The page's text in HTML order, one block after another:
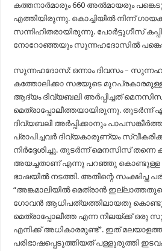
കത്തനാർമാരും 660 അൽമായരും
എത്തിയിരുന്നു. കൊച്ചിയിൽ നിന്ന്
സന്നിഹിതരായിരുന്നു. പോർട്ടുഗീസ്
നോറോഞ്ഞയും സുന്നഹദോസിൽ
സുന്നഹദോസ്: ഒന്നാം ദിവസം –
കത്തോലിക്കാ സഭയുടെ
ആദ്യം ദിവ്യബലി അർപ്പിച്ചത്
മെത്രാപ്പോലീത്തയായിരുന്നു. തുടർന്ന്
ദിവ്യബലി അർപ്പിക്കാനും
പ്രാപിച്ചവർ ദിവ്യകാരുണ്യം
നിർദ്ദേശിച്ചു. തുടർന്ന് മെനസിസ് തന്നെ
അയച്ചതാണ് എന്നു പറഞ്ഞു കൊണ്ടുള്ള
ഭാഷയിൽ നടത്തി. അതിന്റെ സംക്ഷിപ്ത
“അങ്കമാലിയിൽ മെത്രാൻ
ഗോവൻ ആധിപത്യത്തിലായതു
മെത്രാപ്പോലീത്ത എന്ന നിലയ്ക്ക്
എനിക്ക് അധികാരമുണ്ട്”. ഇത്
പരിഭാഷപ്പെടുത്തിയത് പള്ളുരുത്തി